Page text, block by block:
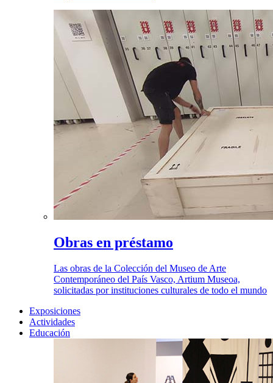
Obras en préstamo
Las obras de la Colección del Museo de Arte
Contemporáneo del País Vasco, Artium Museoa,
solicitadas por instituciones culturales de todo el mundo
Exposiciones
Actividades
Educación